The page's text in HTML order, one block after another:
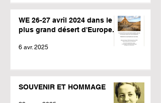
WE 26-27 avril 2024 dans le
plus grand désert d'Europe.
6 avr. 2025
SOUVENIR ET HOMMAGE